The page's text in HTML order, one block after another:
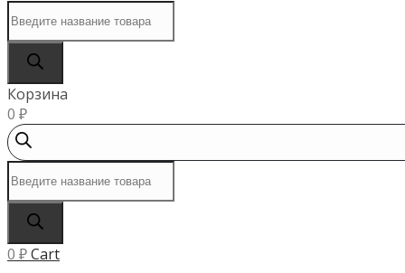
товаров
Корзина
0 ₽
товаров
0 ₽Cart